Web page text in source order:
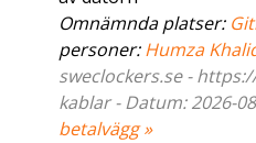
Omnämnda platser:
personer:Humza
sweclockers.se -
kablar - Datum: 2026-
betalvägg »